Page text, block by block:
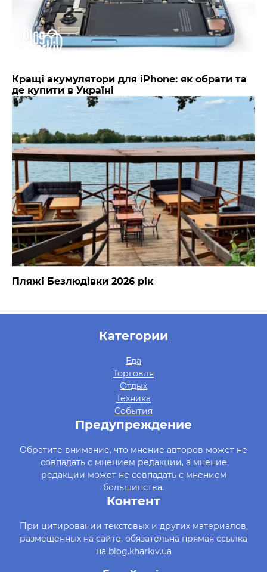
Кращі акумулятори для iPhone: як обрати та
де купити в Україні
Пляжі Безлюдівки 2026 рік
Категории
Еда
Торговля
Отдых
Техника
События
Предупреждение
Обратите внимание, что мнение авторов может не
совпадать с мнением редакции, а мнение
редакции может не совпадать с мнением
большинства.
Контент
При цитировании текстовых и других материалов,
размещенных на сайте, обязательна прямая ссылка
на blog.kharkiv.ua